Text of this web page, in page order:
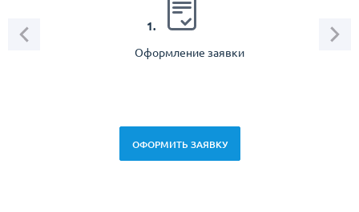
1.
Оформление заявки
ОФОРМИТЬ ЗАЯВКУ